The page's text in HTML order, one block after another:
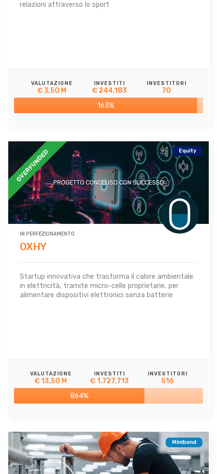
relazioni attraverso lo sport
VALUTAZIONE
€ 3,50 M
INVESTITI
€ 244.183
INVESTITORI
70
163%
PROGETTO CONCLUSO CON SUCCESSO
OVERFUNDED Equity
IN PERFEZIONAMENTO
OXHY
Startup innovativa che trasforma il calore ambientale
in elettricità, tramite micro-celle proprietarie, per
alimentare dispositivi elettronici senza batterie
VALUTAZIONE
€ 13,50 M
INVESTITI
€ 1.727.713
INVESTITORI
516
864%
Minibond